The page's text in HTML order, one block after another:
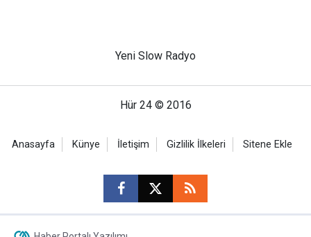
Yeni Slow Radyo
Hür 24 © 2016
Anasayfa Künye İletişim Gizlilik İlkeleri Sitene Ekle